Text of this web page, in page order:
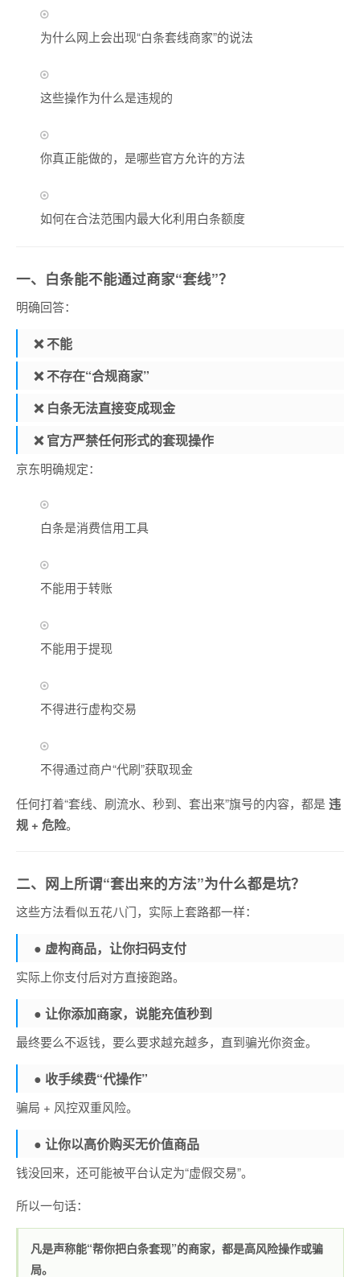
为什么网上会出现“白条套线商家”的说法
这些操作为什么是违规的
你真正能做的，是哪些官方允许的方法
如何在合法范围内最大化利用白条额度
一、白条能不能通过商家“套线”？
明确回答：
❌ 不能
❌ 不存在“合规商家”
❌ 白条无法直接变成现金
❌ 官方严禁任何形式的套现操作
京东明确规定：
白条是消费信用工具
不能用于转账
不能用于提现
不得进行虚构交易
不得通过商户“代刷”获取现金
任何打着“套线、刷流水、秒到、套出来”旗号的内容，都是违
规 + 危险。
二、网上所谓“套出来的方法”为什么都是坑？
这些方法看似五花八门，实际上套路都一样：
● 虚构商品，让你扫码支付
实际上你支付后对方直接跑路。
● 让你添加商家，说能充值秒到
最终要么不返钱，要么要求越充越多，直到骗光你资金。
● 收手续费“代操作”
骗局 + 风控双重风险。
● 让你以高价购买无价值商品
钱没回来，还可能被平台认定为“虚假交易”。
所以一句话：
凡是声称能“帮你把白条套现”的商家，都是高风险操作或骗
局。